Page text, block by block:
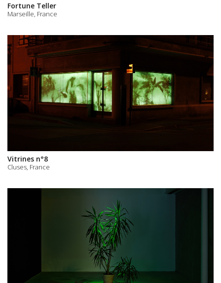
Fortune Teller
Marseille, France
Vitrines n°8
Cluses, France